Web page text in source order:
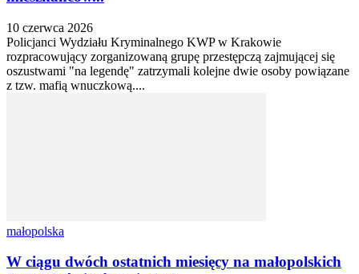
10 czerwca 2026
Policjanci Wydziału Kryminalnego KWP w Krakowie
rozpracowujący zorganizowaną grupę przestępczą zajmującej się
oszustwami "na legendę" zatrzymali kolejne dwie osoby powiązane
z tzw. mafią wnuczkową....
małopolska
W ciągu dwóch ostatnich miesięcy na małopolskich